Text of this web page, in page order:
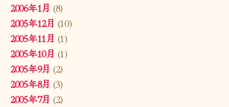
2006年1月 (8)
2005年12月 (10)
2005年11月 (1)
2005年10月 (1)
2005年9月 (2)
2005年8月 (3)
2005年7月 (2)